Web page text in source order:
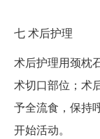
七术后护理
术后护理用颈枕
术切口部位；术
予全流食，保持
开始活动。